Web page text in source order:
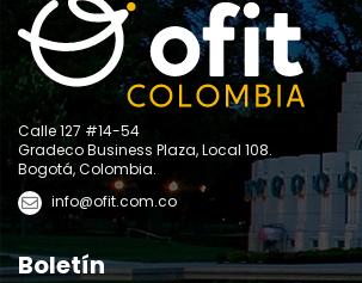
Calle 127 #14-54
Gradeco Business Plaza, Local 108.
Bogotá, Colombia.
info@ofit.com.co
Boletín